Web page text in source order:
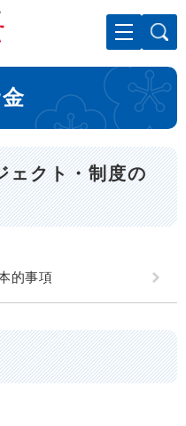
て本文へ
ェクト・制度の
的事項